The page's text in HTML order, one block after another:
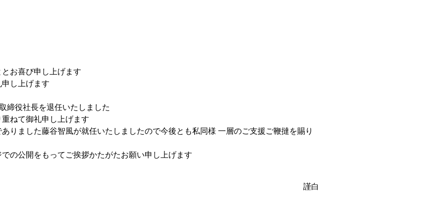
お喜び申し上げます
し上げます
締役社長を退任いたしました
ねて御礼申し上げます
りました藤谷智風が就任いたしましたので今後とも私同様 一層のご支援ご鞭撻を賜り
の公開をもってご挨拶かたがたお願い申し上げます
謹白